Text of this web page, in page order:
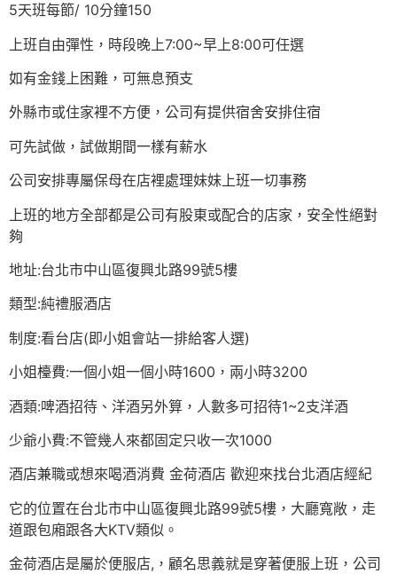
5天班每節/ 10分鐘150
上班自由彈性，時段晚上7:00~早上8:00可任選
如有金錢上困難，可無息預支
外縣市或住家裡不方便，公司有提供宿舍安排住宿
可先試做，試做期間一樣有薪水
公司安排專屬保母在店裡處理妹妹上班一切事務
上班的地方全部都是公司有股東或配合的店家，安全性絕對
夠
地址:台北市中山區復興北路99號5樓
類型:純禮服酒店
制度:看台店(即小姐會站一排給客人選)
小姐檯費:一個小姐一個小時1600，兩小時3200
酒類:啤酒招待、洋酒另外算，人數多可招待1~2支洋酒
少爺小費:不管幾人來都固定只收一次1000
酒店兼職或想來喝酒消費 金荷酒店 歡迎來找台北酒店經紀
它的位置在台北市中山區復興北路99號5樓，大廳寬敞，走
道跟包廂跟各大KTV類似。
金荷酒店是屬於便服店,，顧名思義就是穿著便服上班，公司